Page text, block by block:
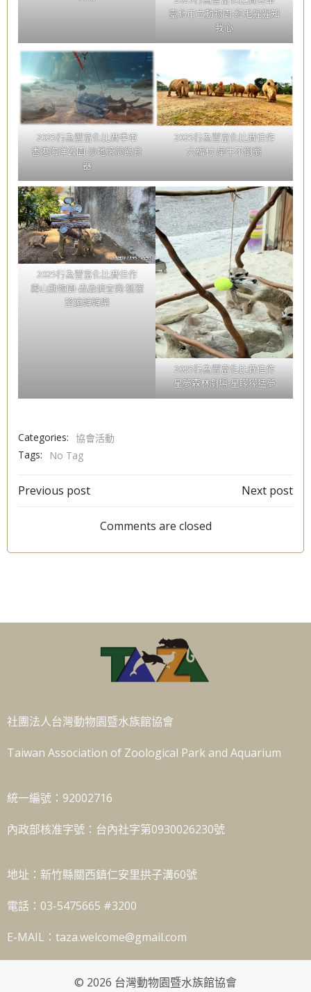
臺北市立動物園-紅毛猩猩知
我心
2025行為豐富化比賽季軍
香港海洋公園-沙地滾筒餵食
器
2025行為豐富化比賽佳作
六福村-犀牛不倒翁
2025行為豐富化比賽佳作
壽山動物園-蟲蟲偵查筒:狐獴
望遠轉轉樂
2025行為豐富化比賽佳作
星夢森林劇場-星矇獴猛夢
Categories: 協會活動
Tags:
No Tag
文
Previous post
章
Next post
Comments are closed
社團法人台灣動物園暨水族館協會
Taiwan Association of Zoological Park and Aquarium
統一編號：92002716
內政部核准字號：台內社字第0930026230號
地址：新竹縣關西鎮仁安里拱子溝60號
電話：03-5475665 #3200
E-MAIL：taza.welcome@gmail.com
© 2026 台灣動物園暨水族館協會